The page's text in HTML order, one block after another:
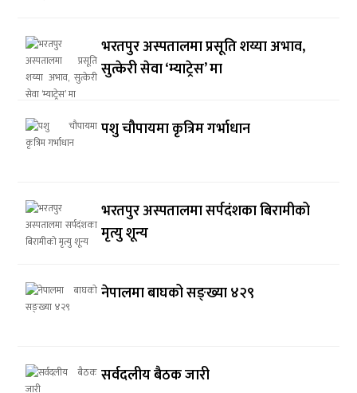
भरतपुर अस्पतालमा प्रसूति शय्या अभाव,
सुत्केरी सेवा ‘म्याट्रेस’ मा
पशु चौपायमा कृत्रिम गर्भाधान
भरतपुर अस्पतालमा सर्पदंशका बिरामीको
मृत्यु शून्य
नेपालमा बाघको सङ्ख्या ४२९
सर्वदलीय बैठक जारी